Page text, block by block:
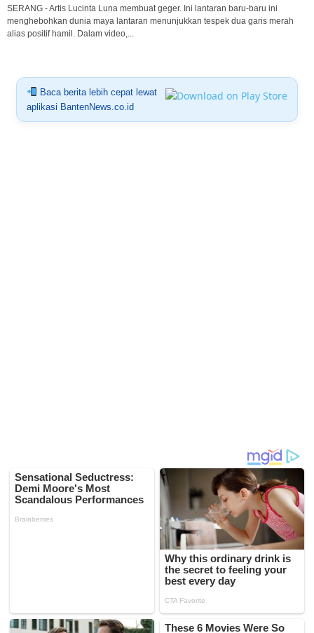
SERANG - Artis Lucinta Luna membuat geger. Ini lantaran baru-baru ini
menghebohkan dunia maya lantaran menunjukkan tespek dua garis merah
alias positif hamil. Dalam video,...
Baca berita lebih cepat lewat
aplikasi BantenNews.co.id